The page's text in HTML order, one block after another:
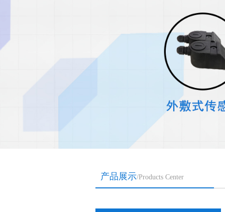
产品展示/Products Center